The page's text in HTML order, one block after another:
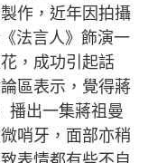
作，近年因拍攝
法言人》飾演一
，成功引起話
區表示，覺得蔣
播出一集蔣祖曼
哨牙，面部亦稍